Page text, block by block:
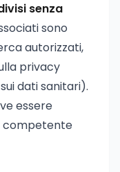
senza
sono
autorizzati,
privacy
dati sanitari).
essere
competente